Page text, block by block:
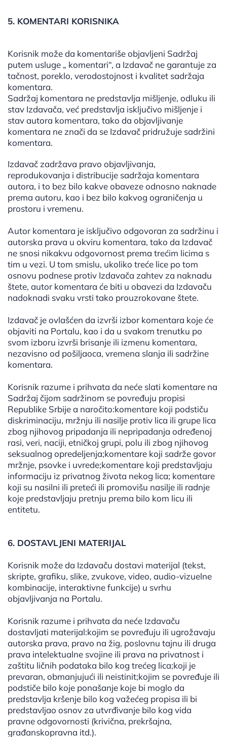
5. KOMENTARI KORISNIKA
Korisnik može da komentariše objavljeni Sadržaj
putem usluge „ komentari“, a Izdavač ne garantuje za
tačnost, poreklo, verodostojnost i kvalitet sadržaja
komentara.
Sadržaj komentara ne predstavlja mišljenje, odluku ili
stav Izdavača, već predstavlja isključivo mišljenje i
stav autora komentara, tako da objavljivanje
komentara ne znači da se Izdavač pridružuje sadržini
komentara.
Izdavač zadržava pravo objavljivanja,
reprodukovanja i distribucije sadržaja komentara
autora, i to bez bilo kakve obaveze odnosno naknade
prema autoru, kao i bez bilo kakvog ograničenja u
prostoru i vremenu.
Autor komentara je isključivo odgovoran za sadržinu i
autorska prava u okviru komentara, tako da Izdavač
ne snosi nikakvu odgovornost prema trećim licima s
tim u vezi. U tom smislu, ukoliko treće lice po tom
osnovu podnese protiv Izdavača zahtev za naknadu
štete, autor komentara će biti u obavezi da Izdavaču
nadoknadi svaku vrsti tako prouzrokovane štete.
Izdavač je ovlašćen da izvrši izbor komentara koje će
objaviti na Portalu, kao i da u svakom trenutku po
svom izboru izvrši brisanje ili izmenu komentara,
nezavisno od pošiljaoca, vremena slanja ili sadržine
komentara.
Korisnik razume i prihvata da neće slati komentare na
Sadržaj čijom sadržinom se povređuju propisi
Republike Srbije a naročito:komentare koji podstiču
diskriminaciju, mržnju ili nasilje protiv lica ili grupe lica
zbog njihovog pripadanja ili nepripadanja određenoj
rasi, veri, naciji, etničkoj grupi, polu ili zbog njihovog
seksualnog opredeljenja;komentare koji sadrže govor
mržnje, psovke i uvrede;komentare koji predstavljaju
informaciju iz privatnog života nekog lica; komentare
koji su nasilni ili preteći ili promovišu nasilje ili radnje
koje predstavljaju pretnju prema bilo kom licu ili
entitetu.
6. DOSTAVLJENI MATERIJAL
Korisnik može da Izdavaču dostavi materijal (tekst,
skripte, grafiku, slike, zvukove, video, audio-vizuelne
kombinacije, interaktivne funkcije) u svrhu
objavljivanja na Portalu.
Korisnik razume i prihvata da neće Izdavaču
dostavljati materijal:kojim se povređuju ili ugrožavaju
autorska prava, pravo na žig, poslovnu tajnu ili druga
prava intelektualne svojine ili prava na privatnost i
zaštitu ličnih podataka bilo kog trećeg lica;koji je
prevaran, obmanjujući ili neistinit;kojim se povređuje ili
podstiče bilo koje ponašanje koje bi moglo da
predstavlja kršenje bilo kog važećeg propisa ili bi
predstavljao osnov za utvrđivanje bilo kog vida
pravne odgovornosti (krivična, prekršajna,
građanskopravna itd.).